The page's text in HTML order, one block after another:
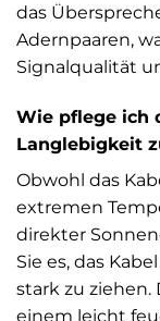
das
Adernpaaren,
Signalqualität
Wie pflege ich
Langlebigkeit
Obwohl das
extremen
direkter
Sie es, das
stark zu
einem leicht